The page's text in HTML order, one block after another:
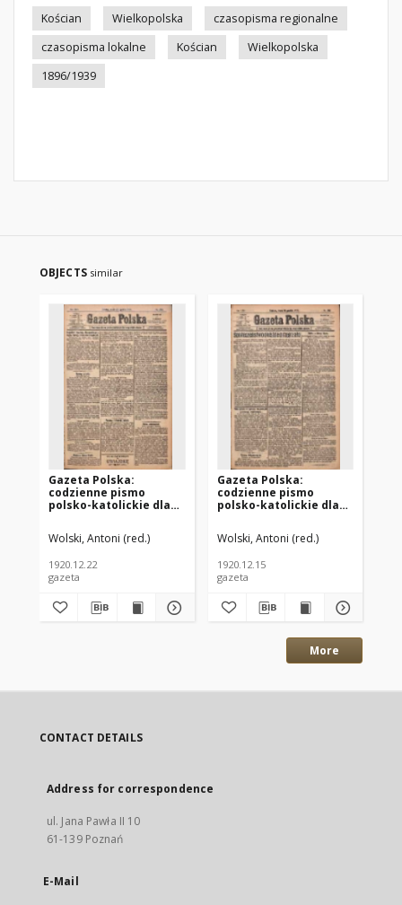
Kościan
Wielkopolska
czasopisma regionalne
czasopisma lokalne
Kościan
Wielkopolska
1896/1939
OBJECTS similar
Gazeta Polska:
codzienne pismo
polsko-katolickie dla
1920.12.22 R.24 Nr294
Wolski, Antoni (red.)
1920.12.22
gazeta
Gazeta Polska:
codzienne pismo
polsko-katolickie dla
1920.12.15 R.24 Nr288
Wolski, Antoni (red.)
1920.12.15
gazeta
More
CONTACT DETAILS
Address for correspondence
ul. Jana Pawła II 10
61-139 Poznań
E-Mail